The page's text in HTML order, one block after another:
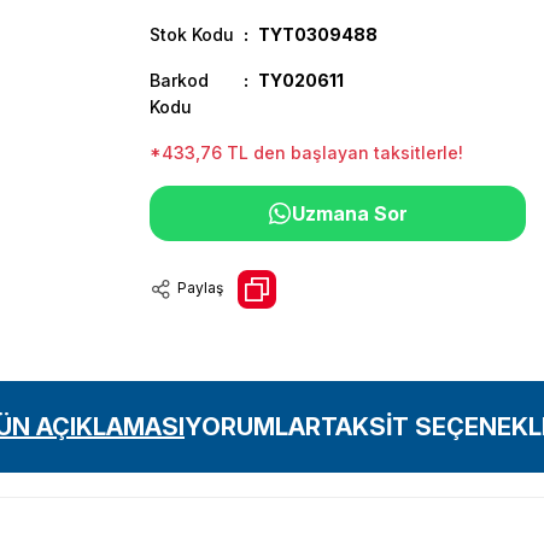
Stok Kodu TYT0309488
Barkod
Kodu
TY020611
*433,76 TL den başlayan taksitlerle!
Uzmana Sor
Paylaş
AÇIKLAMASIYORUMLARTAKSİT